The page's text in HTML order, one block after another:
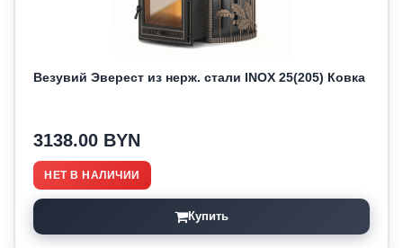
Везувий Эверест из нерж. стали INOX 25(205) Ковка
3138.00 BYN
НЕТ В НАЛИЧИИ
Купить